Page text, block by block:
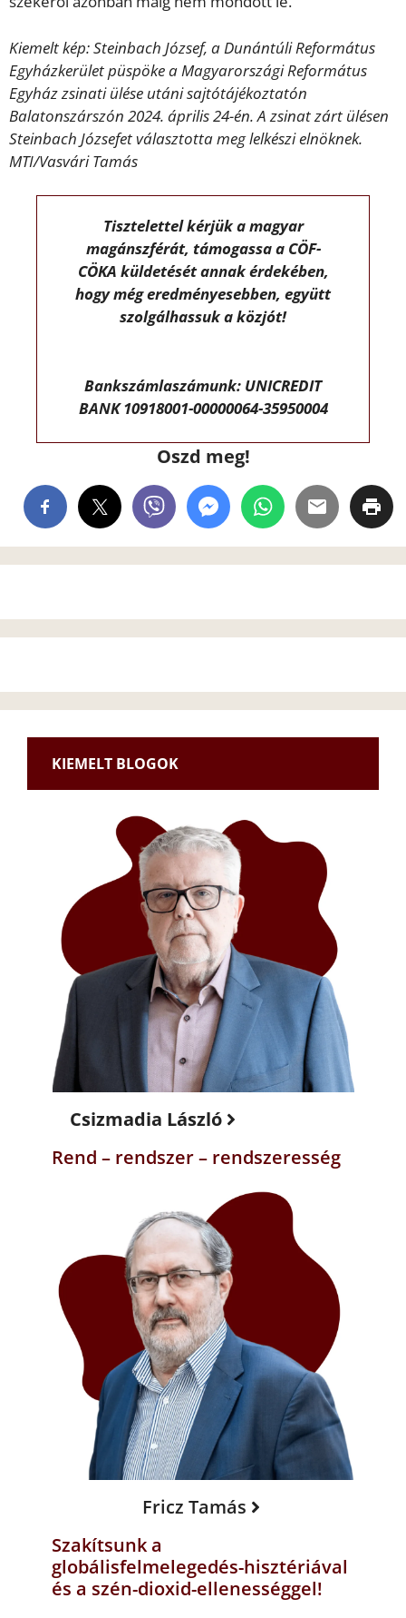
Kiemelt kép: Steinbach József, a Dunántúli Református
Egyházkerület püspöke a Magyarországi Református
Egyház zsinati ülése utáni sajtótájékoztatón
Balatonszárszón 2024. április 24-én. A zsinat zárt ülésen
Steinbach Józsefet választotta meg lelkészi elnöknek.
MTI/Vasvári Tamás
Tisztelettel kérjük a magyar
magánszférát, támogassa a CÖF-
CÖKA küldetését annak érdekében,
hogy még eredményesebben, együtt
szolgálhassuk a közjót!
Bankszámlaszámunk: UNICREDIT
BANK 10918001-00000064-35950004
Oszd meg!
KIEMELT BLOGOK
Csizmadia László
Rend – rendszer – rendszeresség
Fricz Tamás
Szakítsunk a
globálisfelmelegedés-hisztériával
és a szén-dioxid-ellenességgel!